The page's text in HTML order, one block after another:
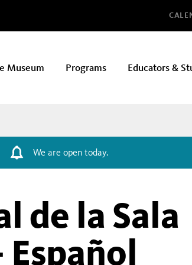
Museum Programs Educators &
We are open today.
de la Sala